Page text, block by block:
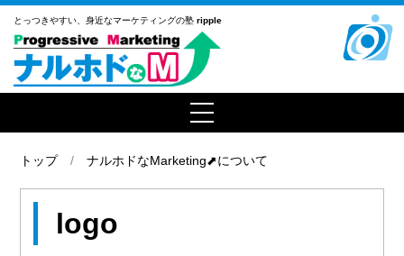
とっつきやすい、 身近なマーケティングの塾 ripple
トップ ナルホドなMarketing⬈について
logo